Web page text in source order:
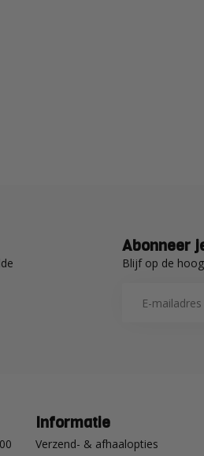
Abonneer
Blijf op de
Informatie
Verzend- & afhaalopties